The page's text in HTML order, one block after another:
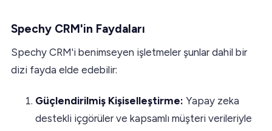
Spechy CRM'in Faydaları
Spechy CRM'i benimseyen işletmeler şunlar dahil bir
dizi fayda elde edebilir:
Güçlendirilmiş Kişiselleştirme: Yapay zeka
destekli içgörüler ve kapsamlı müşteri verileriyle